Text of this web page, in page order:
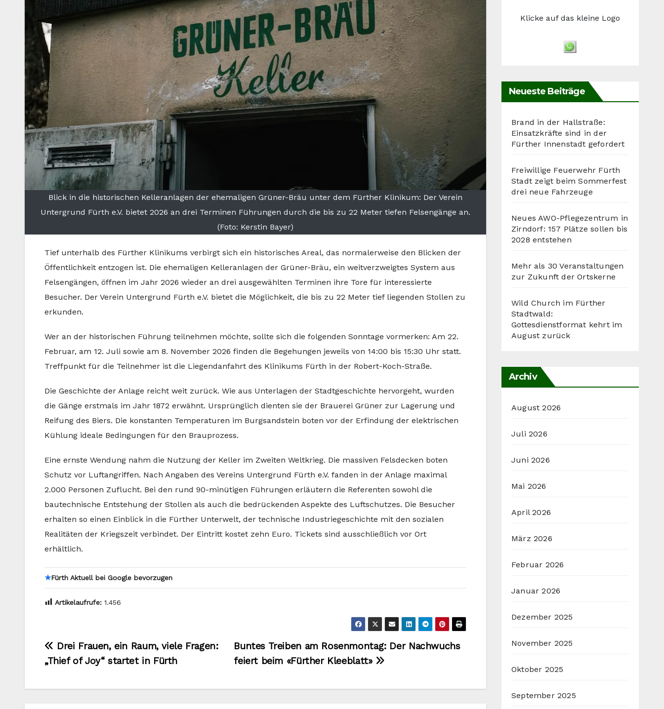
Blick in die historischen Kelleranlagen der ehemaligen Grüner-Bräu unter dem Fürther Klinikum: Der Verein
Untergrund Fürth e.V. bietet 2026 an drei Terminen Führungen durch die bis zu 22 Meter tiefen Felsengänge an.
(Foto: Kerstin Bayer)
Tief unterhalb des Fürther Klinikums verbirgt sich ein historisches Areal, das normalerweise den Blicken der
Öffentlichkeit entzogen ist. Die ehemaligen Kelleranlagen der Grüner-Bräu, ein weitverzweigtes System aus
Felsengängen, öffnen im Jahr 2026 wieder an drei ausgewählten Terminen ihre Tore für interessierte
Besucher. Der Verein Untergrund Fürth e.V. bietet die Möglichkeit, die bis zu 22 Meter tief liegenden Stollen zu
erkunden.
Wer an der historischen Führung teilnehmen möchte, sollte sich die folgenden Sonntage vormerken: Am 22.
Februar, am 12. Juli sowie am 8. November 2026 finden die Begehungen jeweils von 14:00 bis 15:30 Uhr statt.
Treffpunkt für die Teilnehmer ist die Liegendanfahrt des Klinikums Fürth in der Robert-Koch-Straße.
Die Geschichte der Anlage reicht weit zurück. Wie aus Unterlagen der Stadtgeschichte hervorgeht, wurden
die Gänge erstmals im Jahr 1872 erwähnt. Ursprünglich dienten sie der Brauerei Grüner zur Lagerung und
Reifung des Biers. Die konstanten Temperaturen im Burgsandstein boten vor der Erfindung der elektrischen
Kühlung ideale Bedingungen für den Brauprozess.
Eine ernste Wendung nahm die Nutzung der Keller im Zweiten Weltkrieg. Die massiven Felsdecken boten
Schutz vor Luftangriffen. Nach Angaben des Vereins Untergrund Fürth e.V. fanden in der Anlage maximal
2.000 Personen Zuflucht. Bei den rund 90-minütigen Führungen erläutern die Referenten sowohl die
bautechnische Entstehung der Stollen als auch die bedrückenden Aspekte des Luftschutzes. Die Besucher
erhalten so einen Einblick in die Fürther Unterwelt, der technische Industriegeschichte mit den sozialen
Realitäten der Kriegszeit verbindet. Der Eintritt kostet zehn Euro. Tickets sind ausschließlich vor Ort
erhältlich.
★Fürth Aktuell bei Google bevorzugen
Artikelaufrufe: 1.456
Beitragsnavigation
Buntes Treiben am Rosenmontag: Der Nachwuchs
feiert beim «Fürther Kleeblatt»
Drei Frauen, ein Raum, viele Fragen:
„Thief of Joy“ startet in Fürth
Klicke auf das kleine Logo
Neueste Beiträge
Brand in der Hallstraße:
Einsatzkräfte sind in der
Fürther Innenstadt gefordert
Freiwillige Feuerwehr Fürth
Stadt zeigt beim Sommerfest
drei neue Fahrzeuge
Neues AWO-Pflegezentrum in
Zirndorf: 157 Plätze sollen bis
2028 entstehen
Mehr als 30 Veranstaltungen
zur Zukunft der Ortskerne
Wild Church im Fürther
Stadtwald:
Gottesdienstformat kehrt im
August zurück
Archiv
August 2026
Juli 2026
Juni 2026
Mai 2026
April 2026
März 2026
Februar 2026
Januar 2026
Dezember 2025
November 2025
Oktober 2025
September 2025